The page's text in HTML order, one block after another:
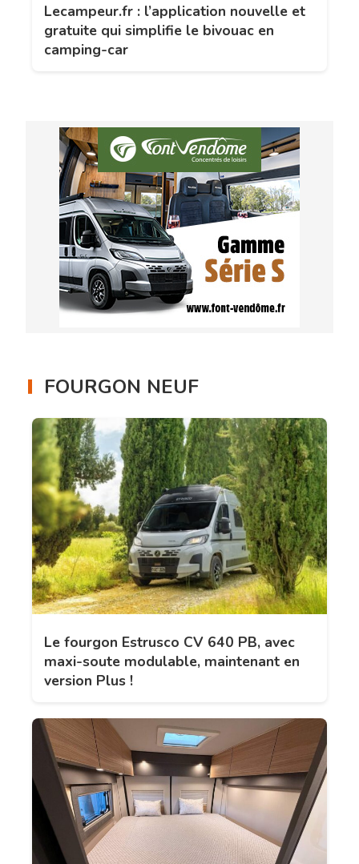
Lecampeur.fr : l’application nouvelle et
gratuite qui simplifie le bivouac en
camping-car
FOURGON NEUF
Le fourgon Estrusco CV 640 PB, avec
maxi-soute modulable, maintenant en
version Plus !